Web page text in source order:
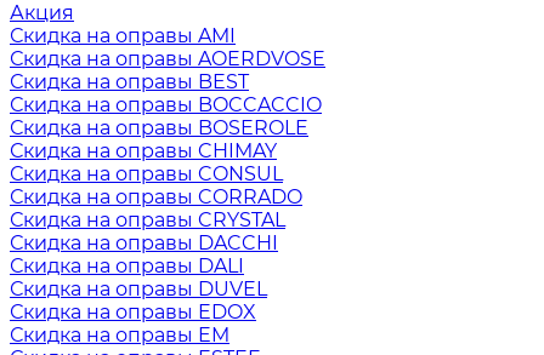
Акция
Скидка на оправы AMI
Скидка на оправы AOERDVOSE
Скидка на оправы BEST
Скидка на оправы BOCCACCIO
Скидка на оправы BOSEROLE
Скидка на оправы CHIMAY
Скидка на оправы CONSUL
Скидка на оправы CORRADO
Скидка на оправы CRYSTAL
Скидка на оправы DACCHI
Скидка на оправы DALI
Скидка на оправы DUVEL
Скидка на оправы EDOX
Скидка на оправы EM